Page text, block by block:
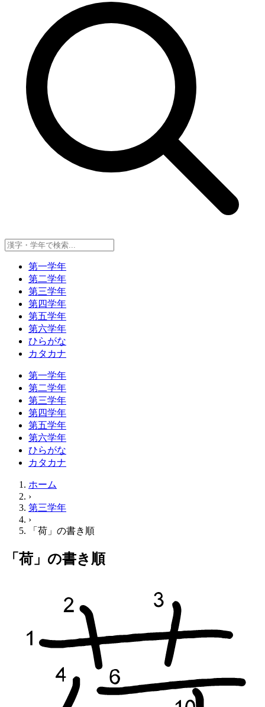
第一学年
第二学年
第三学年
第四学年
第五学年
第六学年
ひらがな
カタカナ
第一学年
第二学年
第三学年
第四学年
第五学年
第六学年
ひらがな
カタカナ
ホーム
›
第三学年
›
「荷」の書き順
「荷」の書き順